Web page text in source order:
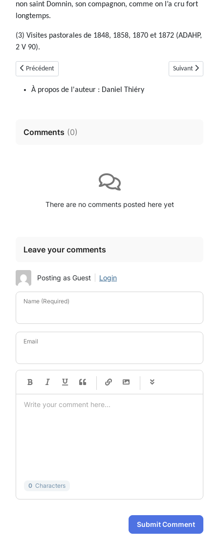
non saint Domnin, son compagnon, comme on l’a cru fort
longtemps.
(3) Visites pastorales de 1848, 1858, 1870 et 1872 (ADAHP,
2 V 90).
Article précédent : Allemagne-en-Provence (04)
Précédent Article suivant :
Suivant
À propos de l'auteur : Daniel Thiéry
Comments (0)
There are no comments posted here yet
Leave your comments
Posting as Guest Login
Name (Required)
Email
-
-
-
-
0 Characters
Submit Comment